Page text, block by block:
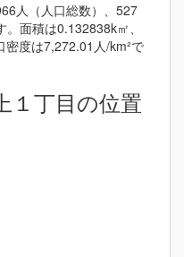
人（人口総数）、527
面積は0.132838k㎡、
度は7,272.01人/km²で
１丁目の位置